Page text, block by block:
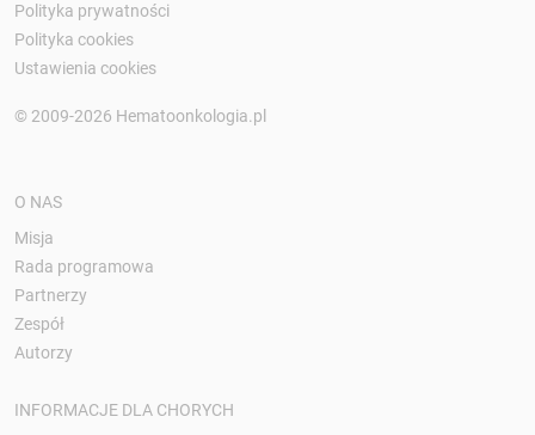
Polityka prywatności
Polityka cookies
Ustawienia cookies
© 2009-2026 Hematoonkologia.pl
O NAS
Misja
Rada programowa
Partnerzy
Zespół
Autorzy
INFORMACJE DLA CHORYCH